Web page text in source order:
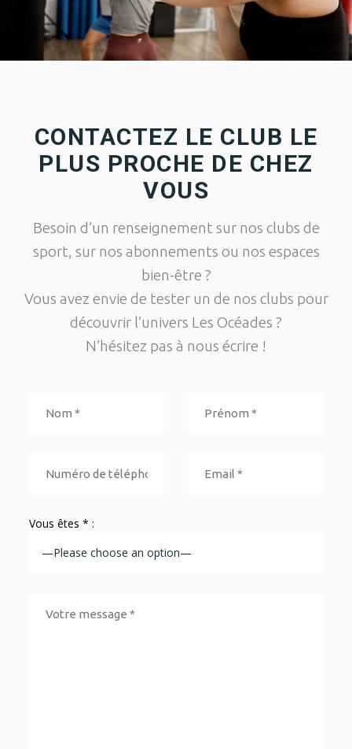
CONTACTEZ LE CLUB LE
PLUS PROCHE DE CHEZ
VOUS
Besoin d’un renseignement sur nos clubs de
sport, sur nos abonnements ou nos espaces
bien-être ?
Vous avez envie de tester un de nos clubs pour
découvrir l’univers Les Océades ?
N’hésitez pas à nous écrire !
Vous êtes * :